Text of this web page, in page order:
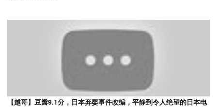
【越哥】豆瓣9.1分，日本弃婴事件改编，平静到令人绝望的日本电